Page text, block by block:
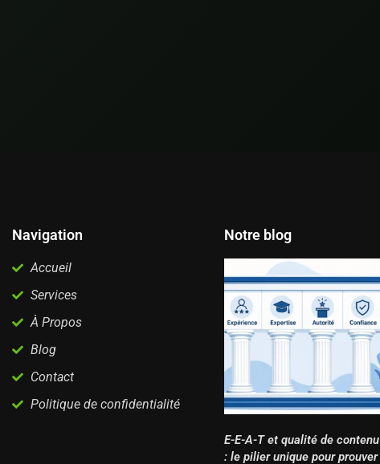
Navigation
Accueil
Services
À Propos
Blog
Contact
Politique de confidentialité
Notre blog
E-E-A-T et qualité de contenu
: le pilier unique pour prouver